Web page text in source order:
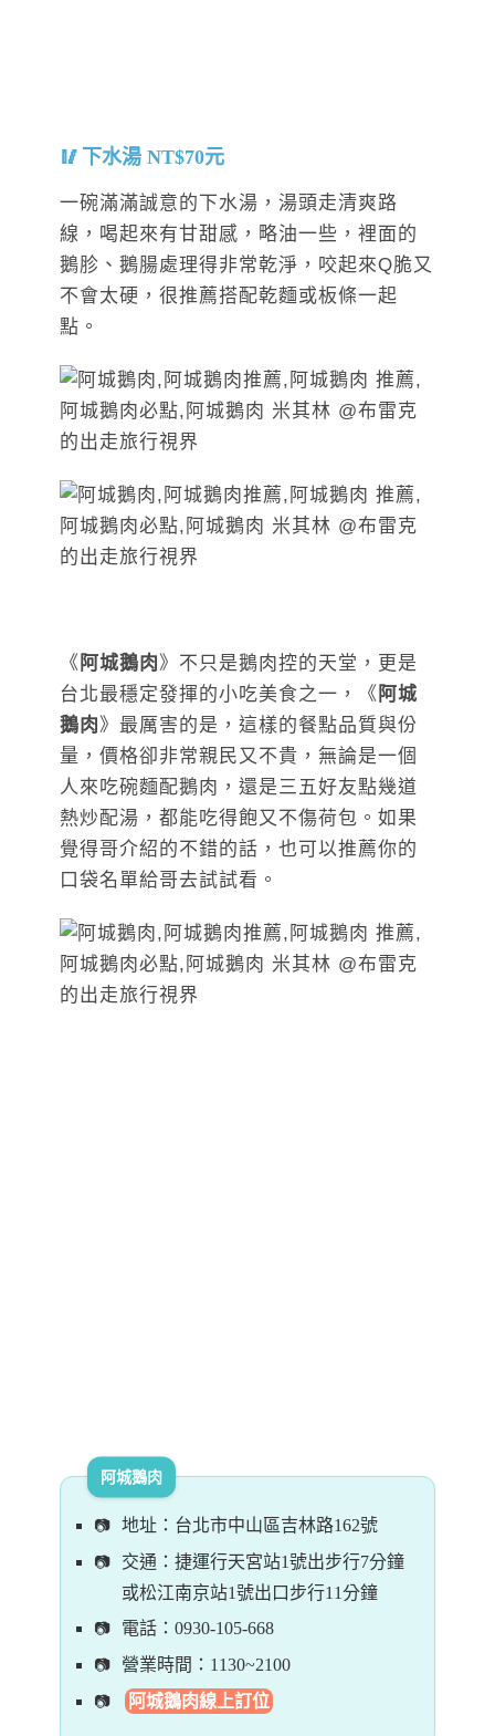
下水湯 NT$70元
一碗滿滿誠意的下水湯，湯頭走清爽路
線，喝起來有甘甜感，略油一些，裡面的
鵝胗、鵝腸處理得非常乾淨，咬起來Q脆又
不會太硬，很推薦搭配乾麵或板條一起
點。
《 阿城鵝肉》不只是鵝肉控的天堂，更是
台北最穩定發揮的小吃美食之一，《 阿城
鵝肉》最厲害的是，這樣的餐點品質與份
量，價格卻非常親民又不貴，無論是一個
人來吃碗麵配鵝肉，還是三五好友點幾道
熱炒配湯，都能吃得飽又不傷荷包。如果
覺得哥介紹的不錯的話，也可以推薦你的
口袋名單給哥去試試看。
阿城鵝肉
地址：台北市中山區吉林路162號
交通：捷運行天宮站1號出步行7分鐘
或松江南京站1號出口步行11分鐘
電話：0930-105-668
營業時間：1130~2100
阿城鵝肉線上訂位